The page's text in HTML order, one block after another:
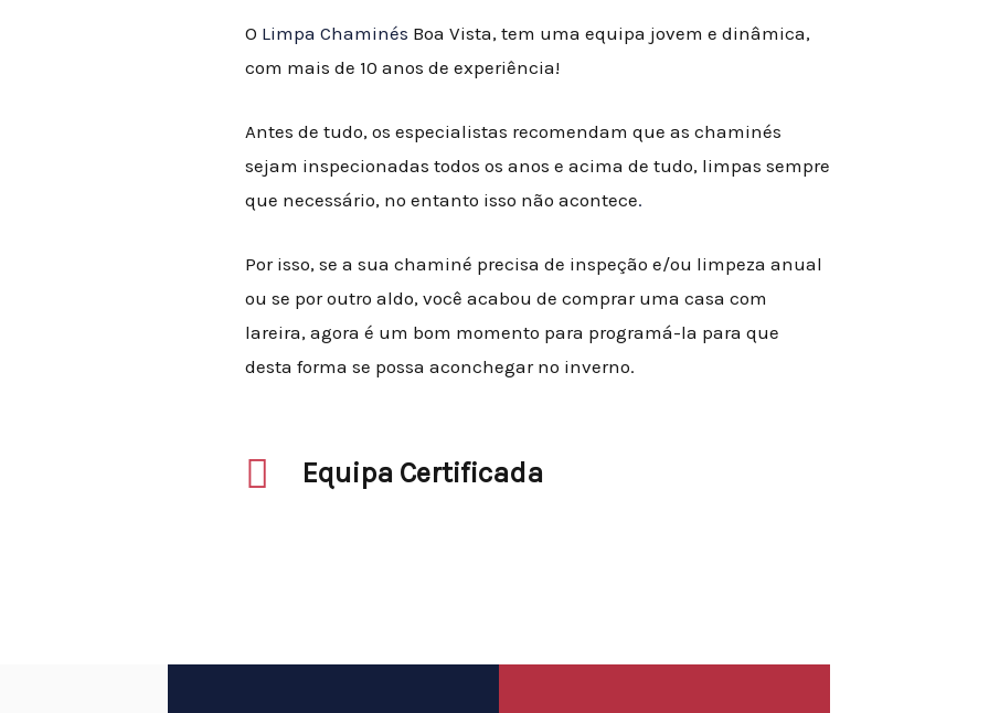
O Limpa Chaminés Boa Vista, tem uma equipa jovem e dinâmica,
com mais de 10 anos de experiência!
Antes de tudo, os especialistas recomendam que as chaminés
sejam inspecionadas todos os anos e acima de tudo, limpas sempre
que necessário, no entanto isso não acontece.
Por isso, se a sua chaminé precisa de inspeção e/ou limpeza anual
ou se por outro aldo, você acabou de comprar uma casa com
lareira, agora é um bom momento para programá-la para que
desta forma se possa aconchegar no inverno.
Equipa Certificada